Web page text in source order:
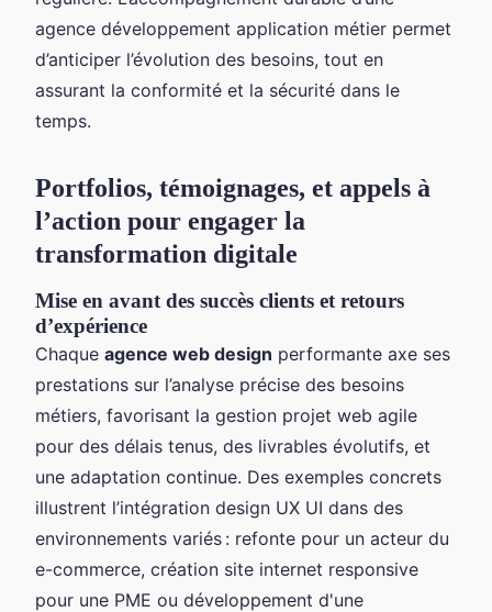
agence développement application métier permet
d’anticiper l’évolution des besoins, tout en
assurant la conformité et la sécurité dans le
temps.
Portfolios, témoignages, et appels à
l’action pour engager la
transformation digitale
Mise en avant des succès clients et retours
d’expérience
Chaque agence web design performante axe ses
prestations sur l’analyse précise des besoins
métiers, favorisant la gestion projet web agile
pour des délais tenus, des livrables évolutifs, et
une adaptation continue. Des exemples concrets
illustrent l’intégration design UX UI dans des
environnements variés : refonte pour un acteur du
e-commerce, création site internet responsive
pour une PME ou développement d'une